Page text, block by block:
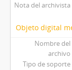
Nota del archivista
Objeto digital
Nombre del
archivo
Tipo de soporte